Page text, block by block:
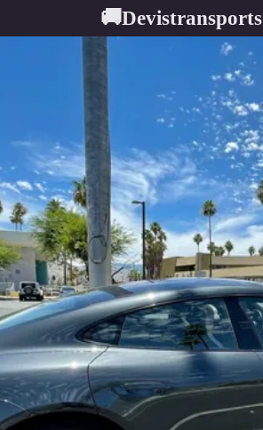
🚚Devistransports